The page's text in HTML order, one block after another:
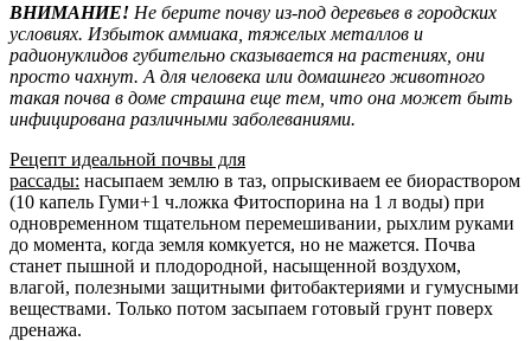
ВНИМАНИЕ! Не берите почву из-под деревьев в городских
условиях. Избыток аммиака, тяжелых металлов и
радионуклидов губительно сказывается на растениях, они
просто чахнут. А для человека или домашнего животного
такая почва в доме страшна еще тем, что она может быть
инфицирована различными заболеваниями.
Рецепт идеальной почвы для
рассады: насыпаем землю в таз, опрыскиваем ее биораствором
(10 капель Гуми+1 ч.ложка Фитоспорина на 1 л воды) при
одновременном тщательном перемешивании, рыхлим руками
до момента, когда земля комкуется, но не мажется. Почва
станет пышной и плодородной, насыщенной воздухом,
влагой, полезными защитными фитобактериями и гумусными
веществами. Только потом засыпаем готовый грунт поверх
дренажа.